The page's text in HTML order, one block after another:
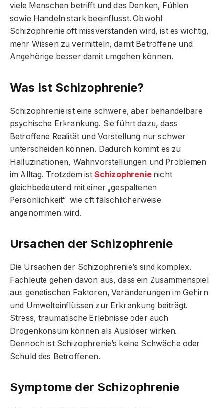
viele Menschen betrifft und das Denken, Fühlen
sowie Handeln stark beeinflusst. Obwohl
Schizophrenie oft missverstanden wird, ist es wichtig,
mehr Wissen zu vermitteln, damit Betroffene und
Angehörige besser damit umgehen können.
Was ist Schizophrenie?
Schizophrenie ist eine schwere, aber behandelbare
psychische Erkrankung. Sie führt dazu, dass
Betroffene Realität und Vorstellung nur schwer
unterscheiden können. Dadurch kommt es zu
Halluzinationen, Wahnvorstellungen und Problemen
im Alltag. Trotzdem ist Schizophrenienicht
gleichbedeutend mit einer „gespaltenen
Persönlichkeit“, wie oft fälschlicherweise
angenommen wird.
Ursachen der Schizophrenie
Die Ursachen der Schizophrenie’s sind komplex.
Fachleute gehen davon aus, dass ein Zusammenspiel
aus genetischen Faktoren, Veränderungen im Gehirn
und Umwelteinflüssen zur Erkrankung beiträgt.
Stress, traumatische Erlebnisse oder auch
Drogenkonsum können als Auslöser wirken.
Dennoch ist Schizophrenie’s keine Schwäche oder
Schuld des Betroffenen.
Symptome der Schizophrenie